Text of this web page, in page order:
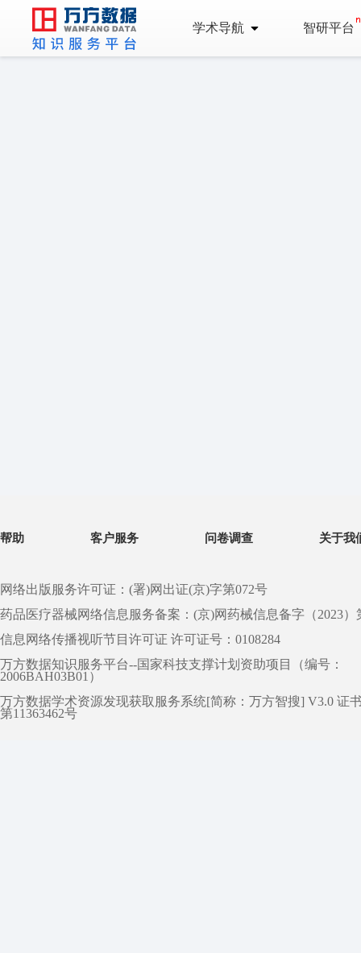
学术导航 智研平台
帮助 客户服务 问卷调查 关于我
网络出版服务许可证：(署)网出证(京)字第072号
药品医疗器械网络信息服务备案：(京)网药械信息备字（2023）
信息网络传播视听节目许可证 许可证号：0108284
万方数据知识服务平台--国家科技支撑计划资助项目（编号：
2006BAH03B01）
万方数据学术资源发现获取服务系统[简称：万方智搜] V3.0 证
第11363462号